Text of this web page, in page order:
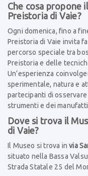
Che cosa propone
Preistoria di Vaie?
Ogni domenica, fino a
Preistoria di Vaie invita
percorso speciale tra
Preistoria e delle
Un’esperienza
sperimentale, natura e
partecipanti di
strumenti e dei
Dove si trova il
di Vaie?
Il Museo si trova invia
situato nella Bassa
Strada Statale 25 del